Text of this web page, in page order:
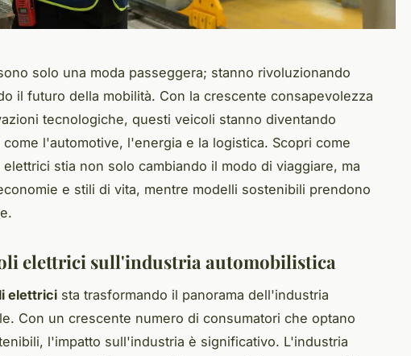
solo una moda passeggera; stanno rivoluzionando
il futuro della mobilità. Con la crescente consapevolezza
tecnologiche, questi veicoli stanno diventando
l'automotive, l'energia e la logistica. Scopri come
stia non solo cambiando il modo di viaggiare, ma
e stili di vita, mentre modelli sostenibili prendono
elettrici sull'industria automobilistica
elettrici sta trasformando il panorama dell'industria
Con un crescente numero di consumatori che optano
l'impatto sull'industria è significativo. L'industria